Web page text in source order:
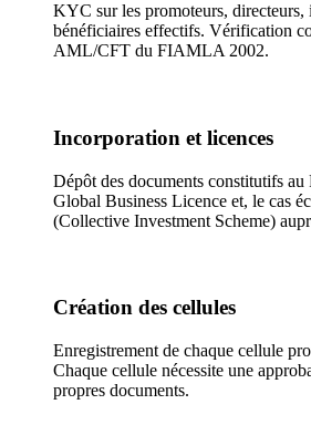
KYC sur les promoteurs, directeurs,
bénéficiaires effectifs. Vérification
AML/CFT du FIAMLA 2002.
Incorporation et licences
Dépôt des documents constitutifs au
Global Business Licence et, le cas
(Collective Investment Scheme)
Création des cellules
Enregistrement de chaque cellule
Chaque cellule nécessite une
propres documents.